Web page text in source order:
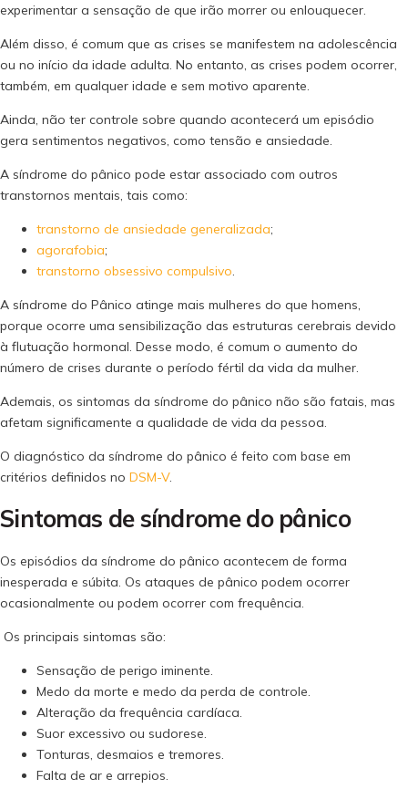
experimentar a sensação de que irão morrer ou enlouquecer.
Além disso, é comum que as crises se manifestem na adolescência
ou no início da idade adulta. No entanto, as crises podem ocorrer,
também, em qualquer idade e sem motivo aparente.
Ainda, não ter controle sobre quando acontecerá um episódio
gera sentimentos negativos, como tensão e ansiedade.
A síndrome do pânico pode estar associado com outros
transtornos mentais, tais como:
transtorno de ansiedade generalizada;
agorafobia;
transtorno obsessivo compulsivo.
A síndrome do Pânico atinge mais mulheres do que homens,
porque ocorre uma sensibilização das estruturas cerebrais devido
à flutuação hormonal. Desse modo, é comum o aumento do
número de crises durante o período fértil da vida da mulher.
Ademais, os sintomas da síndrome do pânico não são fatais, mas
afetam significamente a qualidade de vida da pessoa.
O diagnóstico da síndrome do pânico é feito com base em
critérios definidos no DSM-V.
Sintomas de síndrome do pânico
Os episódios da síndrome do pânico acontecem de forma
inesperada e súbita. Os ataques de pânico podem ocorrer
ocasionalmente ou podem ocorrer com frequência.
Os principais sintomas são:
Sensação de perigo iminente.
Medo da morte e medo da perda de controle.
Alteração da frequência cardíaca.
Suor excessivo ou sudorese.
Tonturas, desmaios e tremores.
Falta de ar e arrepios.